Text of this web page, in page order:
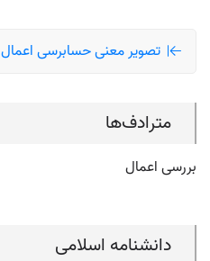
تصویر معنی حسابرسی اعمال
مترادف‌ها
بررسی اعمال
دانشنامه اسلامی